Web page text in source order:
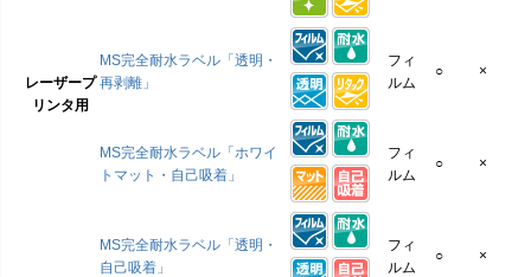
レーザープ
リンタ用
MS完全耐水ラベル「透明・
再剥離」
フィ
ルム
○ ×
MS完全耐水ラベル「ホワイ
トマット・自己吸着」
フィ
ルム
○ ×
MS完全耐水ラベル「透明・
自己吸着」
フィ
ルム
○ ×